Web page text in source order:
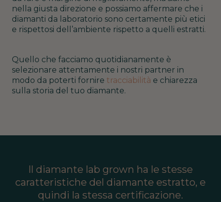
nella giusta direzione e possiamo affermare che i
diamanti da laboratorio sono certamente più etici
e rispettosi dell’ambiente rispetto a quelli estratti.
Quello che facciamo quotidianamente è
selezionare attentamente i nostri partner in
modo da poterti fornire tracciabilità e chiarezza
sulla storia del tuo diamante.
Il diamante lab grown ha le stesse
caratteristiche del diamante estratto, e
quindi la stessa certificazione.